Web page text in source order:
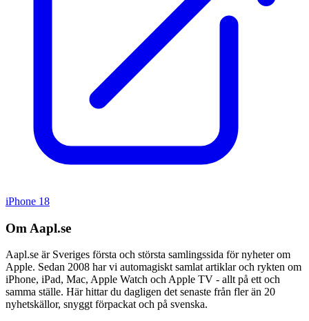
iPhone 18
Om Aapl.se
Aapl.se är Sveriges första och största samlingssida för nyheter om
Apple. Sedan 2008 har vi automagiskt samlat artiklar och rykten om
iPhone, iPad, Mac, Apple Watch och Apple TV - allt på ett och
samma ställe. Här hittar du dagligen det senaste från fler än 20
nyhetskällor, snyggt förpackat och på svenska.